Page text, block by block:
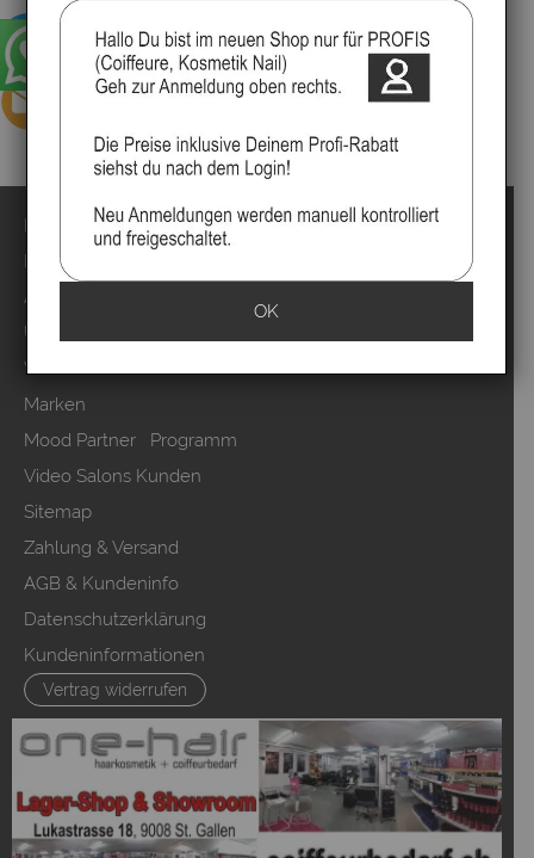
Impressum
Kontakt
Anmelden
Über uns
Video`s
Marken
Mood Partner Programm
Video Salons Kunden
Sitemap
Zahlung & Versand
AGB & Kundeninfo
Datenschutzerklärung
Kundeninformationen
Vertrag widerrufen
OK